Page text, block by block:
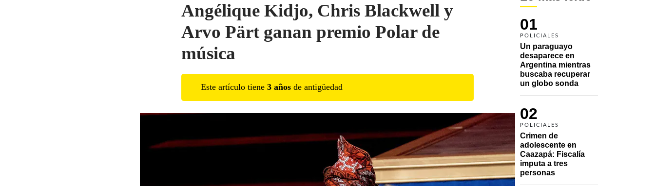
01
POLICIALES
Un paraguayo
desaparece en
Argentina mientras
buscaba recuperar
un globo sonda
02
POLICIALES
Crimen de
adolescente en
Caazapá: Fiscalía
imputa a tres
personas
Angélique Kidjo, Chris Blackwell y
Arvo Pärt ganan premio Polar de
música
Este artículo tiene 3 años de antigüedad